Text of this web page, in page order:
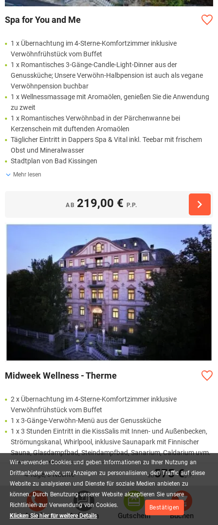
Wir verwenden Cookies und geben Informationen zu Ihrer Nutzung an
Drittanbieter weiter, um Anzeigen zu personalisieren, den Traffic auf diese
Website zu analysieren und Dienste für soziale Medien anbieten zu
können. Durch Benutzung unserer Website akzeptieren Sie unsere
Richtlinien zur Verwendung von Cookies.
Klicken Sie hier für weitere Details
Bestätigen
4 Tage, 3 Nächte ab575 €p.P.
Anrufen Anfragen Gutschein Buchen
Spa for You and Me
1 x Übernachtung im 4-Sterne-Komfortzimmer inklusive
Verwöhnfrühstück vom Buffet
1 x Romantisches 3-Gänge-Candle-Light-Dinner aus der
Genussküche; Unsere Verwöhn-Halbpension ist auch als vegane
Verwöhnpension buchbar
1 x Wellnessmassage mit Aromaölen, genießen Sie die Anwendung
zu zweit
1 x Romantisches Verwöhnbad in der Pärchenwanne bei
Kerzenschein mit duftenden Aromaölen
Täglicher Eintritt in Dappers Spa & Vital inkl. Teebar mit frischem
Obst und Mineralwasser
Stadtplan von Bad Kissingen
Mehr lesen
AB 219,00 € P.P.
Midweek Wellness - Therme
2 x Übernachtung im 4-Sterne-Komfortzimmer inklusive
Verwöhnfrühstück vom Buffet
1 x 3-Gänge-Verwöhn-Menü aus der Genussküche
1 x 3 Stunden Eintritt in die KissSalis mit Innen- und Außenbecken,
Strömungskanal, Whirlpool, inklusive Saunapark mit Finnischer
Sauna, Glasdampfbad, Steindampfbad, Sanarium, Caldarium uvm.
Täglicher Eintritt in Dappers Spa & Vital
Kostenloser Parkplatz vor dem Haus
1 x Flasche Mineralwasser bei der Anreise auf dem Zimmer
Mehr lesen